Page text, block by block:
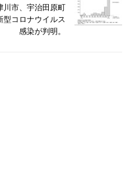
川市、宇治田原町
コロナウイルス
感染が判明。